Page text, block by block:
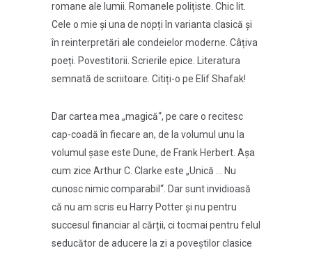
romane ale lumii. Romanele polițiste. Chic lit.
Cele o mie și una de nopți în varianta clasică și
în reinterpretări ale condeielor moderne. Câțiva
poeți. Povestitorii. Scrierile epice. Literatura
semnată de scriitoare. Citiți-o pe Elif Shafak!
Dar cartea mea „magică“, pe care o recitesc
cap-coadă în fiecare an, de la volumul unu la
volumul șase este Dune, de Frank Herbert. Așa
cum zice Arthur C. Clarke este „Unică … Nu
cunosc nimic comparabil“. Dar sunt invidioasă
că nu am scris eu Harry Potter și nu pentru
succesul financiar al cărții, ci tocmai pentru felul
seducător de aducere la zi a poveștilor clasice